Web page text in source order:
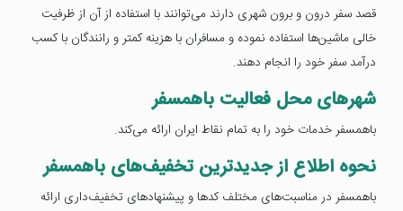
قصد سفر درون و برون شهری دارند می‌توانند با استفاده از آن از ظرفیت
خالی ماشین‌ها استفاده نموده و مسافران با هزینه کمتر و رانندگان با کسب
درآمد سفر خود را انجام دهند.
شهرهای محل فعالیت باهمسفر
باهمسفر خدمات خود را به تمام نقاط ایران ارائه می‌کند.
نحوه اطلاع از جدیدترین تخفیف‌های باهمسفر
باهمسفر در مناسبت‌های مختلف کدها و پیشنهادهای تخفیف‌داری ارائه